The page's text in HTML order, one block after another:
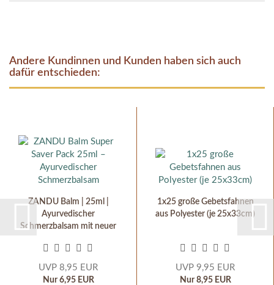
Andere Kundinnen und Kunden haben sich auch
dafür entschieden:
ZANDU Balm | 25ml |
Ayurvedischer
Schmerzbalsam mit neuer
UVP 8,95 EUR
Nur 6,95 EUR
1x25 große Gebetsfahnen
aus Polyester (je 25x33cm)
UVP 9,95 EUR
Nur 8,95 EUR